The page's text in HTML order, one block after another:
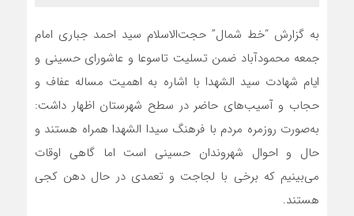
به گزارش “خط شمال” حجت‌الاسلام سید احمد جباری امام
جمعه محمودآباد ضمن تسلیت تاسوعا و عاشورای حسینی و
ایام شهادت سید الشهدا با اشاره به اهمیت مساله عفاف و
حجاب و آسیب‌های ‌حاضر در سطح شهرستان اظهار داشت:
به‌صورت روزمره مردم با فرهنگ سیدا الشهدا همراه هستند و
حال و احوال شهروندان حسینی است اما گاهی اوقات
می‌بینیم که برخی با لجاجت و تعمدی در حال دهن کجی
هستند.